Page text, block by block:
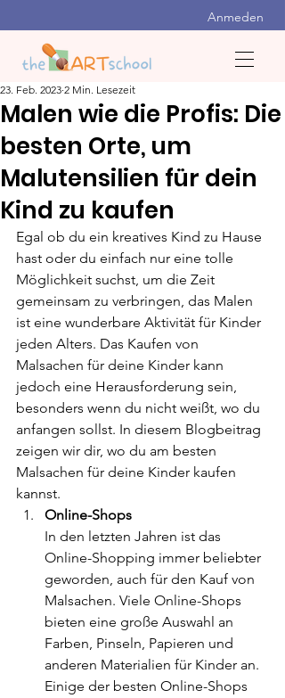
Anmeden
Malen wie die Profis: Die
besten Orte, um
Malutensilien für dein
Kind zu kaufen
23. Feb. 2023 2 Min. Lesezeit
Egal ob du ein kreatives Kind zu Hause
hast oder du einfach nur eine tolle
Möglichkeit suchst, um die Zeit
gemeinsam zu verbringen, das Malen
ist eine wunderbare Aktivität für Kinder
jeden Alters. Das Kaufen von
Malsachen für deine Kinder kann
jedoch eine Herausforderung sein,
besonders wenn du nicht weißt, wo du
anfangen sollst. In diesem Blogbeitrag
zeigen wir dir, wo du am besten
Malsachen für deine Kinder kaufen
kannst.
Online-Shops
In den letzten Jahren ist das
Online-Shopping immer beliebter
geworden, auch für den Kauf von
Malsachen. Viele Online-Shops
bieten eine große Auswahl an
Farben, Pinseln, Papieren und
anderen Materialien für Kinder an.
Einige der besten Online-Shops